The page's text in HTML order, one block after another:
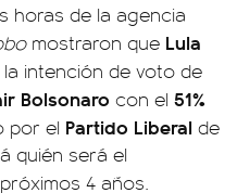
horas de la agencia
mostraron que Lula
intención de voto de
Bolsonaro con el 51%
por el Partido Liberal de
quién será el
4 años.